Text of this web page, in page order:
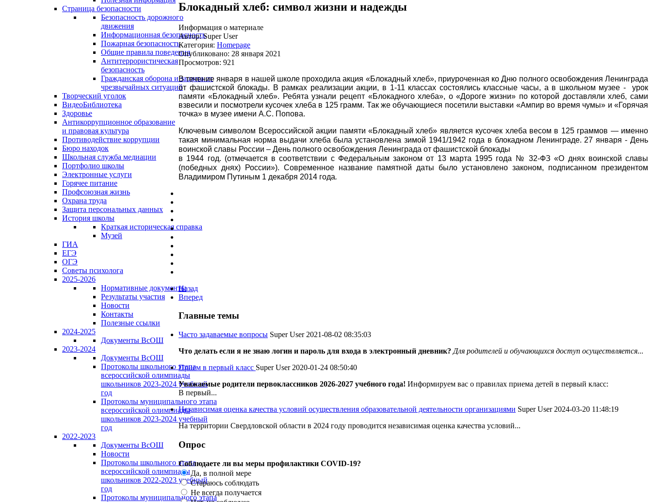
Страница безопасности
Безопасность дорожного
движения
Информационная безопасность
Пожарная безопасность
Общие правила поведения
Антитеррористическая
безопасность
Гражданская оборона и защита от
чрезвычайных ситуаций
Творческий уголок
ВидеоБиблиотека
Здоровье
Антикоррупционное образование
и правовая культура
Противодействие коррупции
Бюро находок
Школьная служба медиации
Портфолио школы
Электронные услуги
Горячее питание
Профсоюзная жизнь
Охрана труда
Защита персональных данных
История школы
Краткая историческая справка
Музей
ГИА
ЕГЭ
ОГЭ
Советы психолога
2025-2026
Нормативные документы
Результаты участия
Новости
Контакты
Полезные ссылки
2024-2025
Документы ВсОШ
2023-2024
Документы ВсОШ
Протоколы школьного этапа
всероссийской олимпиады
школьников 2023-2024 учебный
год
Протоколы муниципального этапа
всероссийской олимпиады
школьников 2023-2024 учебный
год
2022-2023
Документы ВсОШ
Новости
Протоколы школьного этапа
всероссийской олимпиады
школьников 2022-2023 учебный
год
Протоколы муниципального этапа
Блокадный хлеб: символ жизни и надежды
Информация о материале
Автор:Super User
Категория: Homepage
Опубликовано: 28 января 2021
Просмотров: 921
В течение января в нашей школе проходила акция «Блокадный хлеб», приуроченная ко Дню полного освобождения Ленинграда
от фашистской блокады. В рамках реализации акции, в 1-11 классах состоялись классные часы, а в школьном музее - урок
памяти «Блокадный хлеб». Ребята узнали рецепт «Блокадного хлеба», о «Дороге жизни» по которой доставляли хлеб, сами
взвесили и посмотрели кусочек хлеба в 125 грамм. Так же обучающиеся посетили выставки «Ампир во время чумы» и «Горячая
точка» в музее имени А.С. Попова.
Ключевым символом Всероссийской акции памяти «Блокадный хлеб» является кусочек хлеба весом в 125 граммов — именно
такая минимальная норма выдачи хлеба была установлена зимой 1941/1942 года в блокадном Ленинграде. 27 января - День
воинской славы России – День полного освобождения Ленинграда от фашистской блокады
в 1944 год. (отмечается в соответствии с Федеральным законом от 13 марта 1995 года № 32-ФЗ «О днях воинской славы
(победных днях) России»). Современное название памятной даты было установлено законом, подписанном президентом
Владимиром Путиным 1 декабря 2014 года.
Назад
Вперед
Главные темы
Часто задаваемые вопросы Super User 2021-08-02 08:35:03
Что делать если я не знаю логин и пароль для входа в электронный дневник? Для родителей и обучающихся доступ осуществляется...
Прием в первый класс Super User 2020-01-24 08:50:40
Уважаемые родители первоклассников 2026-2027 учебного года! Информируем вас о правилах приема детей в первый класс:
В первый...
Независимая оценка качества условий осуществления образовательной деятельности организациями Super User 2024-03-20 11:48:19
На территории Свердловской области в 2024 году проводится независимая оценка качества условий...
Опрос
Соблюдаете ли вы меры профилактики COVID-19?
Да, в полной мере
Стараюсь соблюдать
Не всегда получается